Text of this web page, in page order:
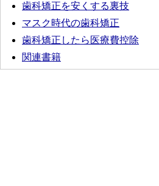
歯科矯正を安くする裏技
マスク時代の歯科矯正
歯科矯正したら医療費控除
関連書籍